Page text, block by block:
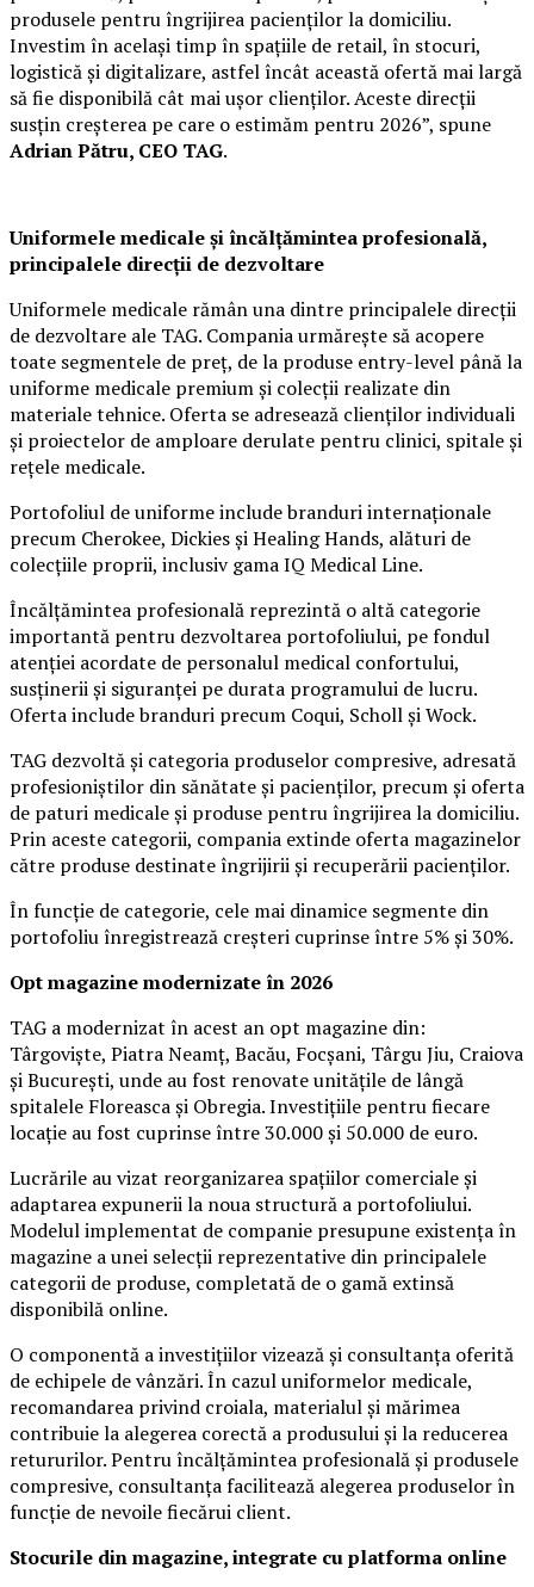
produsele pentru îngrijirea pacienților la domiciliu.
Investim în același timp în spațiile de retail, în stocuri,
logistică și digitalizare, astfel încât această ofertă mai largă
să fie disponibilă cât mai ușor clienților. Aceste direcții
susțin creșterea pe care o estimăm pentru 2026”, spune
Adrian Pătru, CEO TAG.
Uniformele medicale și încălțămintea profesională,
principalele direcții de dezvoltare
Uniformele medicale rămân una dintre principalele direcții
de dezvoltare ale TAG. Compania urmărește să acopere
toate segmentele de preț, de la produse entry-level până la
uniforme medicale premium și colecții realizate din
materiale tehnice. Oferta se adresează clienților individuali
și proiectelor de amploare derulate pentru clinici, spitale și
rețele medicale.
Portofoliul de uniforme include branduri internaționale
precum Cherokee, Dickies și Healing Hands, alături de
colecțiile proprii, inclusiv gama IQ Medical Line.
Încălțămintea profesională reprezintă o altă categorie
importantă pentru dezvoltarea portofoliului, pe fondul
atenției acordate de personalul medical confortului,
susținerii și siguranței pe durata programului de lucru.
Oferta include branduri precum Coqui, Scholl și Wock.
TAG dezvoltă și categoria produselor compresive, adresată
profesioniștilor din sănătate și pacienților, precum și oferta
de paturi medicale și produse pentru îngrijirea la domiciliu.
Prin aceste categorii, compania extinde oferta magazinelor
către produse destinate îngrijirii și recuperării pacienților.
În funcție de categorie, cele mai dinamice segmente din
portofoliu înregistrează creșteri cuprinse între 5% și 30%.
Opt magazine modernizate în 2026
TAG a modernizat în acest an opt magazine din:
Târgoviște, Piatra Neamț, Bacău, Focșani, Târgu Jiu, Craiova
și București, unde au fost renovate unitățile de lângă
spitalele Floreasca și Obregia. Investițiile pentru fiecare
locație au fost cuprinse între 30.000 și 50.000 de euro.
Lucrările au vizat reorganizarea spațiilor comerciale și
adaptarea expunerii la noua structură a portofoliului.
Modelul implementat de companie presupune existența în
magazine a unei selecții reprezentative din principalele
categorii de produse, completată de o gamă extinsă
disponibilă online.
O componentă a investițiilor vizează și consultanța oferită
de echipele de vânzări. În cazul uniformelor medicale,
recomandarea privind croiala, materialul și mărimea
contribuie la alegerea corectă a produsului și la reducerea
retururilor. Pentru încălțămintea profesională și produsele
compresive, consultanța facilitează alegerea produselor în
funcție de nevoile fiecărui client.
Stocurile din magazine, integrate cu platforma online